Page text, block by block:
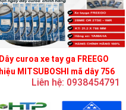
Dây curoa xe tay ga FREEGO
hiệu MITSUBOSHI mã dây 756
Liên hệ: 0938454791